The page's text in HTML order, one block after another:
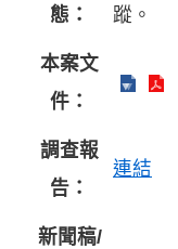
態：
蹤。
本案文
件：
調查報
告：
連結
新聞稿/